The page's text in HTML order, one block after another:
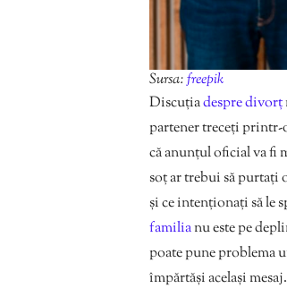
Sursa:freepik
Discuțiadespre divorț
partener treceți printr-
că anunțul oficial va fi
soț ar trebui să purtați
și ce intenționați să le
familianu este pe
poate pune problema
împărtăși același mesaj.